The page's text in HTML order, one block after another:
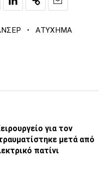
· ΑΤΥΧΗΜΑ
για τον
μετά από
πατίνι